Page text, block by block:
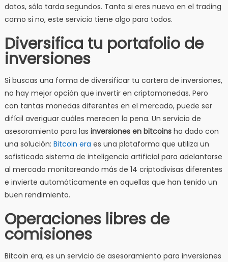
datos, sólo tarda segundos. Tanto si eres nuevo en el trading
como si no, este servicio tiene algo para todos.
Diversifica tu portafolio de
inversiones
Si buscas una forma de diversificar tu cartera de inversiones,
no hay mejor opción que invertir en criptomonedas. Pero
con tantas monedas diferentes en el mercado, puede ser
difícil averiguar cuáles merecen la pena. Un servicio de
asesoramiento para las inversiones en bitcoinsha dado con
una solución: Bitcoin era es una plataforma que utiliza un
sofisticado sistema de inteligencia artificial para adelantarse
al mercado monitoreando más de 14 criptodivisas diferentes
e invierte automáticamente en aquellas que han tenido un
buen rendimiento.
Operaciones libres de
comisiones
Bitcoin era, es un servicio de asesoramiento para inversiones